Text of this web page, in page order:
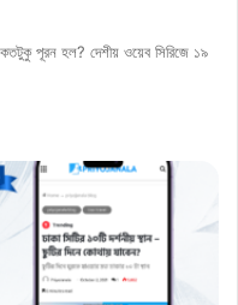
কতটুকু পূরন হল? দেশীয় ওয়েব সিরিজে ১৯